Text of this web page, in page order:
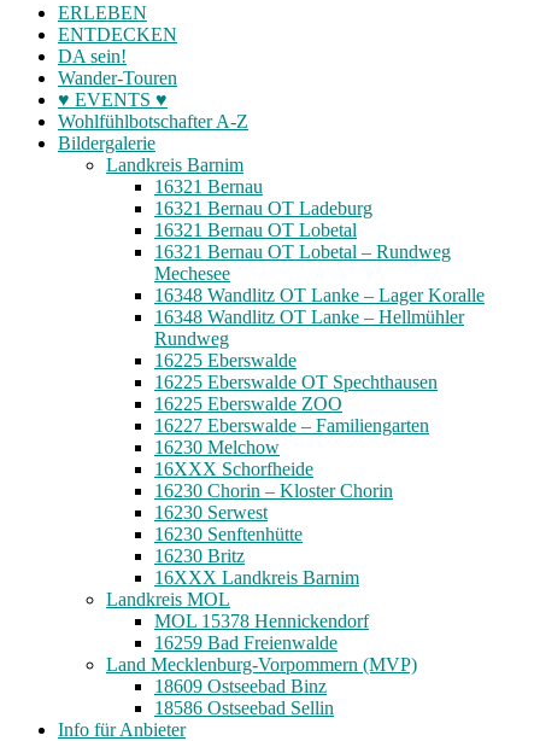
ERLEBEN
ENTDECKEN
DA sein!
Wander-Touren
♥ EVENTS ♥
Wohlfühlbotschafter A-Z
Bildergalerie
Landkreis Barnim
16321 Bernau
16321 Bernau OT Ladeburg
16321 Bernau OT Lobetal
16321 Bernau OT Lobetal – Rundweg
Mechesee
16348 Wandlitz OT Lanke – Lager Koralle
16348 Wandlitz OT Lanke – Hellmühler
Rundweg
16225 Eberswalde
16225 Eberswalde OT Spechthausen
16225 Eberswalde ZOO
16227 Eberswalde – Familiengarten
16230 Melchow
16XXX Schorfheide
16230 Chorin – Kloster Chorin
16230 Serwest
16230 Senftenhütte
16230 Britz
16XXX Landkreis Barnim
Landkreis MOL
MOL 15378 Hennickendorf
16259 Bad Freienwalde
Land Mecklenburg-Vorpommern (MVP)
18609 Ostseebad Binz
18586 Ostseebad Sellin
Info für Anbieter